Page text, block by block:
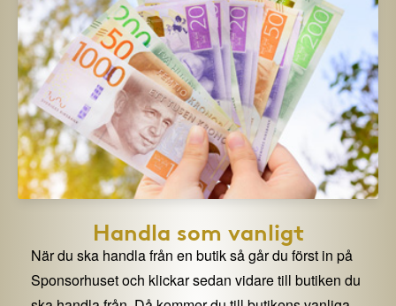
Handla som vanligt
När du ska handla från en butik så går du först in på
Sponsorhuset och klickar sedan vidare till butiken du